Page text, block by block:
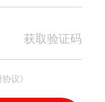
获取验证码
议》